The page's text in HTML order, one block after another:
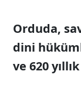
Orduda,
dini
ve 620